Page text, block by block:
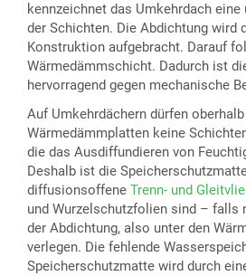
kennzeichnet das Umkehrdach
der Schichten. Die Abdichtung wird
Konstruktion aufgebracht. Darauf
Wärmedämmschicht. Dadurch ist
hervorragend gegen mechanische
Auf Umkehrdächern dürfen oberhalb
Wärmedämmplatten keine
die das Ausdiffundieren von
Deshalb ist die
diffusionsoffene Trenn- und
und Wurzelschutzfolien sind – falls
der Abdichtung, also unter den
verlegen. Die fehlende
Speicherschutzmatte wird durch